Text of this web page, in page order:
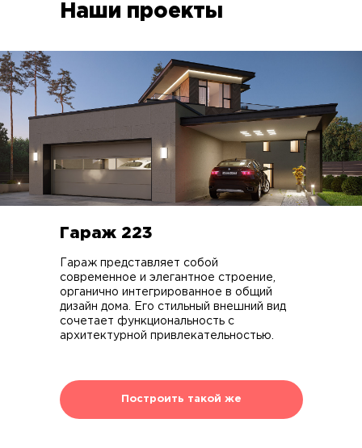
Наши проекты
Гараж 223
Гараж представляет собой
современное и элегантное строение,
органично интегрированное в общий
дизайн дома. Его стильный внешний вид
сочетает функциональность с
архитектурной привлекательностью.
Построить такой же